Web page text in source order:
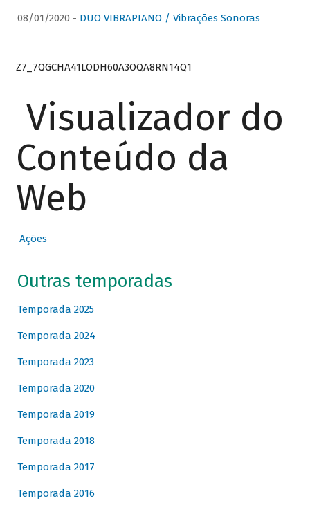
08/01/2020 - DUO VIBRAPIANO / Vibrações Sonoras
Z7_7QGCHA41LODH60A3OQA8RN14Q1
Visualizador do
Conteúdo da
Web
Ações
Outras temporadas
Temporada 2025
Temporada 2024
Temporada 2023
Temporada 2020
Temporada 2019
Temporada 2018
Temporada 2017
Temporada 2016